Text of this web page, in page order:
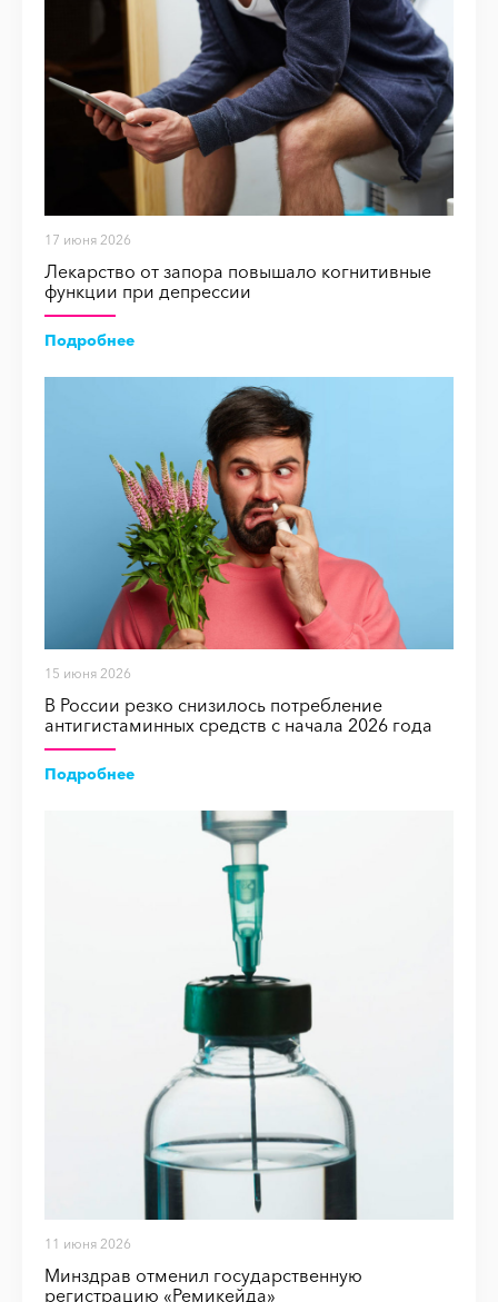
17 июня 2026
Лекарство от запора повышало когнитивные
функции при депрессии
Подробнее
15 июня 2026
В России резко снизилось потребление
антигистаминных средств с начала 2026 года
Подробнее
11 июня 2026
Минздрав отменил государственную
регистрацию «Ремикейда»